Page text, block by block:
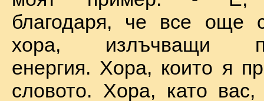
благодаря, че все още
хора, излъчващи
енергия. Хора, които я
словото. Хора, като